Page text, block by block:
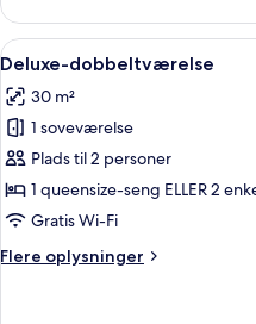
Indlæs
alle
billeder
af
Deluxe-
dobbeltværelse
5
Deluxe-dobbeltværelse
30 m²
1 soveværelse
Plads til 2 personer
1 queensize-seng ELLER 2
Gratis Wi-Fi
Flere oplysninger
Flere